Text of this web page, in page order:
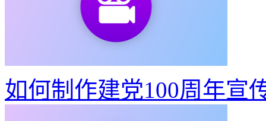
智能GIF抠图
视频怎么转gif格式 在线mp4转换成gif 视频转化动图 mp4gif ps
gif pr怎么做透明背景的gif 视频如何做成动图 mov怎么转成gif